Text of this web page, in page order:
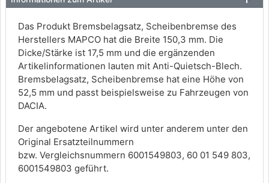
Das Produkt Bremsbelagsatz, Scheibenbremse des
Herstellers MAPCO hat die Breite 150,3 mm. Die
Dicke/Stärke ist 17,5 mm und die ergänzenden
Artikelinformationen lauten mit Anti-Quietsch-Blech.
Bremsbelagsatz, Scheibenbremse hat eine Höhe von
52,5 mm und passt beispielsweise zu Fahrzeugen von
DACIA.
Der angebotene Artikel wird unter anderem unter den
Original Ersatzteilnummern
bzw. Vergleichsnummern 6001549803, 60 01 549 803,
6001549803 geführt.